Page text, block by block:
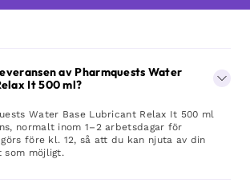
av Pharmquests Water
It 500 ml?
Water Base Lubricant Relax It 500 ml
normalt inom 1–2 arbetsdagar för
före kl. 12, så att du kan njuta av din
som möjligt.